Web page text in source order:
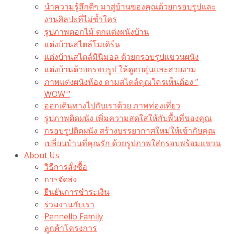
นำความรู้สึกดีๆ มาสู่บ้านของคุณด้วยกรอบรูปและ
งานศิลปะที่ไม่ซ้ำใคร
รูปภาพดอกไม้ ตกแต่งผนังบ้าน
แต่งบ้านสไตล์โมเดิร์น
แต่งบ้านสไตล์มินิมอล ด้วยกรอบรูปแขวนผนัง
แต่งบ้านด้วยกรอบรูป ให้ดูอบอุ่นและสวยงาม
ภาพแต่งผนังห้อง ตามสไตล์คุณใครเห็นต้อง ”
WOW “
ออกเดินทางไปกับเราด้วย ภาพท่องเที่ยว
รูปภาพติดผนัง เพิ่มความสดใสให้กับพื้นที่ของคุณ
กรอบรูปติดผนัง สร้างบรรยากาศใหม่ให้เข้ากับคุณ
เปลี่ยนบ้านที่คุณรัก ด้วยรูปภาพใส่กรอบพร้อมแขวน​
About Us
วิธีการสั่งซื้อ
การจัดส่ง
ยืนยันการชำระเงิน
ร่วมงานกับเรา
Pennello Family
ลูกค้าโครงการ